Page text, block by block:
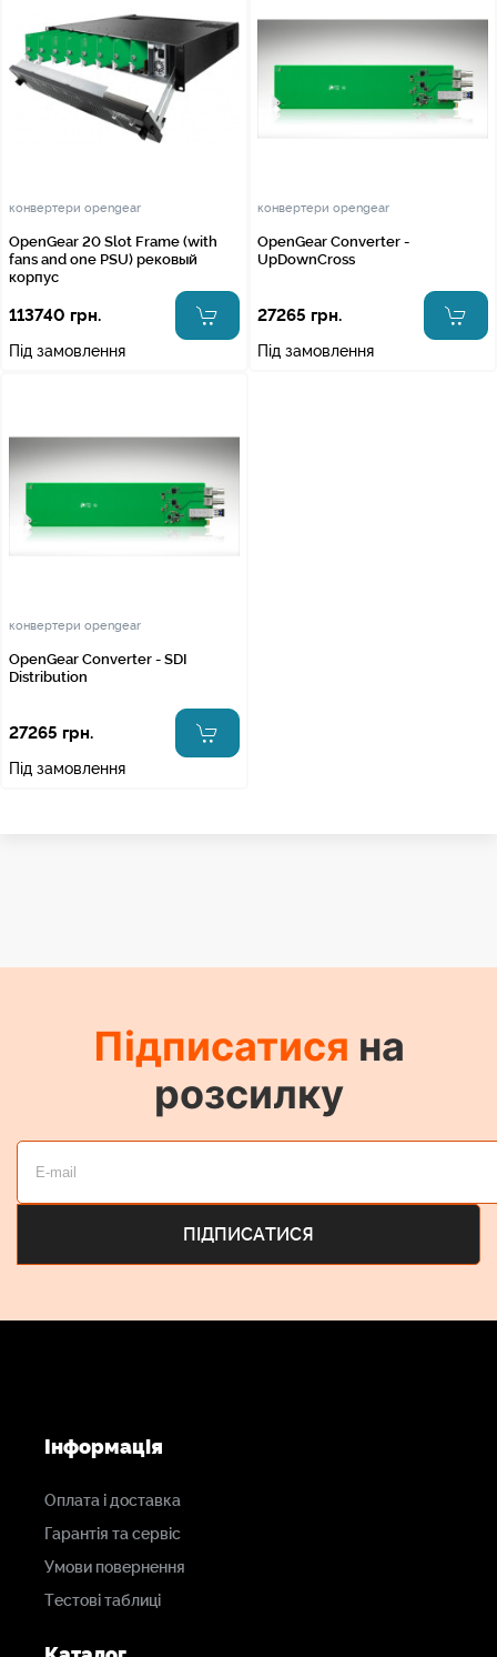
конвертери opengear
OpenGear 20 Slot Frame (with
fans and one PSU) рековый
корпус
113740 грн.
Під замовлення
конвертери opengear
OpenGear Converter -
UpDownCross
27265 грн.
Під замовлення
конвертери opengear
OpenGear Converter - SDI
Distribution
27265 грн.
Під замовлення
Підписатися на
розсилку
Інформація
Оплата і доставка
Гарантія та сервіс
Умови повернення
Тестові таблиці